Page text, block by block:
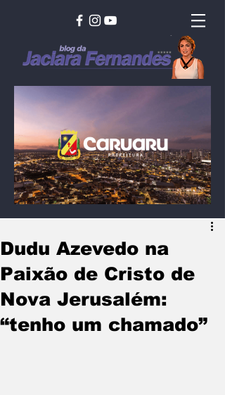
Dudu Azevedo na
Paixão de Cristo de
Nova Jerusalém:
“tenho um chamado”